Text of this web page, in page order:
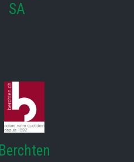
SA
Berchten